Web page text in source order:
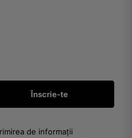
de informații